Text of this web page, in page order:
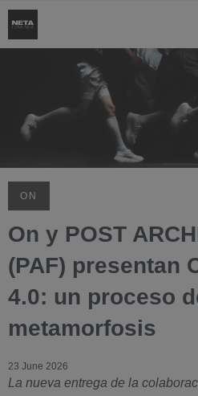
ON
On y POST
(PAF) presentan
4.0: un proceso
metamorfosis
23 June 2026
La nueva entrega de la